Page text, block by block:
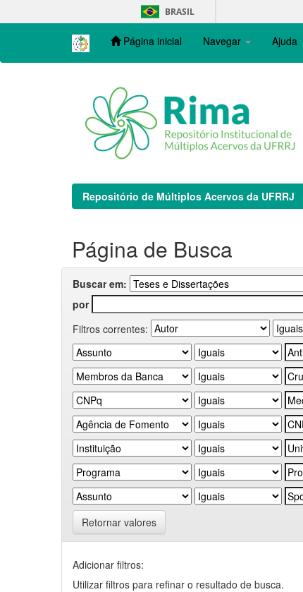
navigation
BRASIL
Página inicial Navegar Ajuda
Repositório de Múltiplos Acervos da UFRRJ
Página de Busca
Buscar em:
por
Filtros correntes:
Retornar valores
Adicionar filtros:
Utilizar filtros para refinar o resultado de busca.